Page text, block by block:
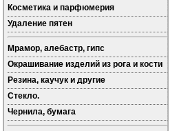
Косметика и парфюмерия
Удаление пятен
Мрамор, алебастр, гипс
Окрашивание изделий из рога и кости
Резина, каучук и другие
Стекло.
Чернила, бумага